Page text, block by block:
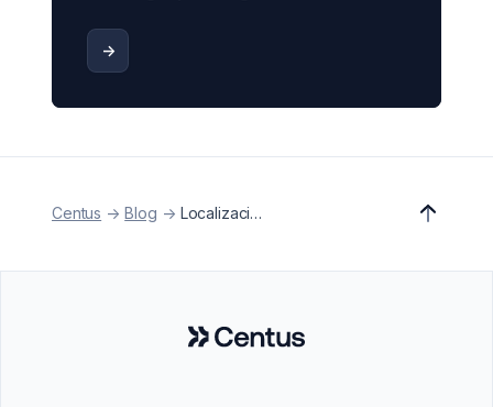
->
Centus -> Blog -> Localización